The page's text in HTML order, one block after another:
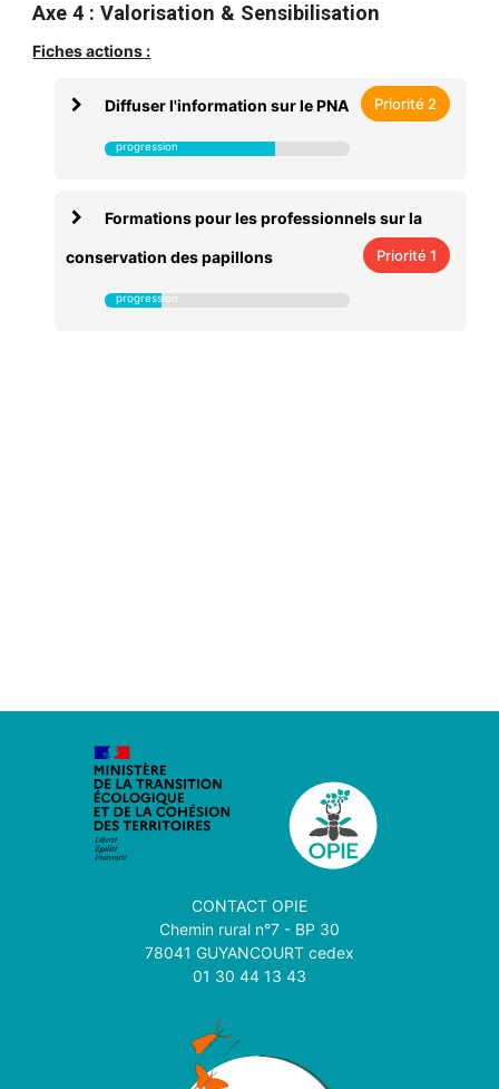
Axe 4 : Valorisation & Sensibilisation
Fiches actions :
Diffuser l'information sur le PNA Priorité 2
Formations pour les professionnels sur la
conservation des papillons Priorité 1
CONTACT OPIE
Chemin rural n°7 - BP 30
78041 GUYANCOURT cedex
01 30 44 13 43